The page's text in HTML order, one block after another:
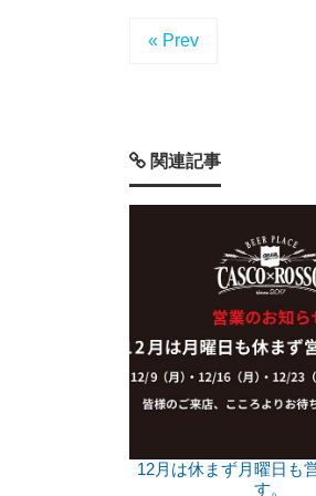
« Prev
関連記事
12月は休まず月曜日も
す。